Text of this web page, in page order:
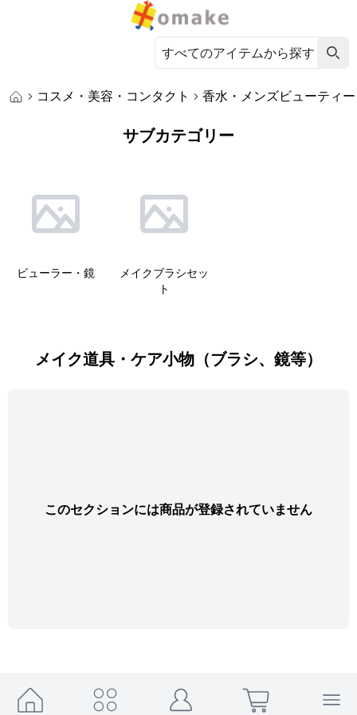
コスメ・美容・コンタクト 香水・メンズビューティ
サブカテゴリー
ビューラー・鏡
メイクブラシセッ
ト
メイク道具・ケア小物（ブラシ、鏡等）
このセクションには商品が登録されていません